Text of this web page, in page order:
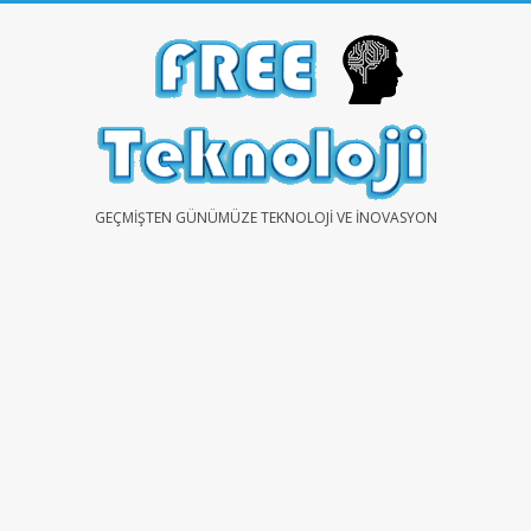
FREEGEÇMIŞTEN GÜNÜMÜZE TEKNOLOJI VE İNOVASYON